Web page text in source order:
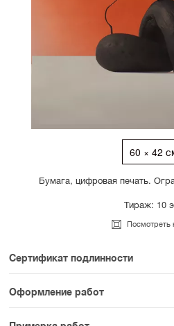
60 × 42
Бумага, цифровая печать.
Тираж: 10
Посмотреть
Сертификат подлинности
К каждому авторскому
прикладываем сертификат
раздела SAMPLE СЕРИЯ
Оформление работ
При покупке произведения вы